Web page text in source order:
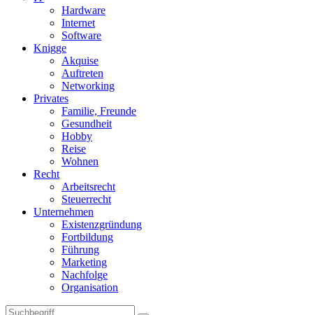
Hardware
Internet
Software
Knigge
Akquise
Auftreten
Networking
Privates
Familie, Freunde
Gesundheit
Hobby
Reise
Wohnen
Recht
Arbeitsrecht
Steuerrecht
Unternehmen
Existenzgründung
Fortbildung
Führung
Marketing
Nachfolge
Organisation